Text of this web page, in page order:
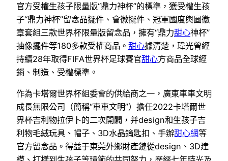
官方受權生孩子限量版“鼎力神杯”的標準，獲受權生孩
子“鼎力神杯”留念品擺件、會徽擺件、冠軍國度輿圖徽
章套組三款世界杯限量版留念品，擁有“鼎力甜心神杯”
抽像擺件等180多款受權商品。 甜心據清楚，瑋光曾經
持續28年取得FIFA世界杯足球賽官甜心方商品全球經
銷、制造、受權標準。
作為卡塔爾世界杯組委會的供給商之一，廣東車車文明
成長無限公司（簡稱“車車文明”）擔任2022卡塔爾世
界杯吉利物拉伊卜的二次開闢，并design和生孩子吉
利物毛絨玩具、帽子、3D水晶鑰匙扣、手辦甜心網等
官方留念品。得益于東莞外鄉財產鏈從design、3D建